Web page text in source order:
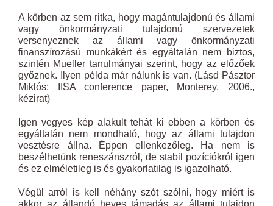
A körben az sem ritka, hogy magántulajdonú és állami
vagy önkormányzati tulajdonú szervezetek
versenyeznek az állami vagy önkormányzati
finanszírozású munkákért és egyáltalán nem biztos,
szintén Mueller tanulmányai szerint, hogy az előzőek
győznek. Ilyen példa már nálunk is van. (Lásd Pásztor
Miklós: IISA conference paper, Monterey, 2006.,
kézirat)
Igen vegyes kép alakult tehát ki ebben a körben és
egyáltalán nem mondható, hogy az állami tulajdon
vesztésre állna. Éppen ellenkezőleg. Ha nem is
beszélhetünk reneszánszról, de stabil pozíciókról igen
és ez elméletileg is és gyakorlatilag is igazolható.
Végül arról is kell néhány szót szólni, hogy miért is